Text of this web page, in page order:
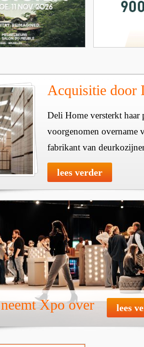
Acquisitie door
Deli Home versterkt haar
voorgenomen overname
fabrikant van
lees verder
Xpo over lees